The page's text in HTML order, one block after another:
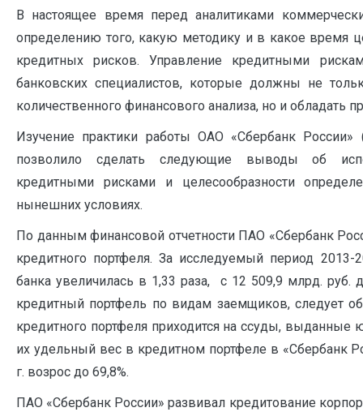
В настоящее время перед аналитиками
определению того, какую методику и в какое время
кредитных рисков. Управление кредитными
банковских специалистов, которые должны не
количественного финансового анализа, но и обладать
Изучение практики работы ОАО «Сбербанк
позволило сделать следующие выводы об
кредитными рисками и целесообразности
нынешних условиях.
По данным финансовой отчетности ПАО «Сбербанк
кредитного портфеля. За исследуемый период
банка увеличилась в 1,33 раза, с 12 509,9 млрд. руб.
кредитный портфель по видам заемщиков, следует
кредитного портфеля приходится на ссуды, выданные
их удельный вес в кредитном портфеле в «Сбербанк
г. возрос до 69,8%.
ПАО «Сбербанк России» развивал кредитование